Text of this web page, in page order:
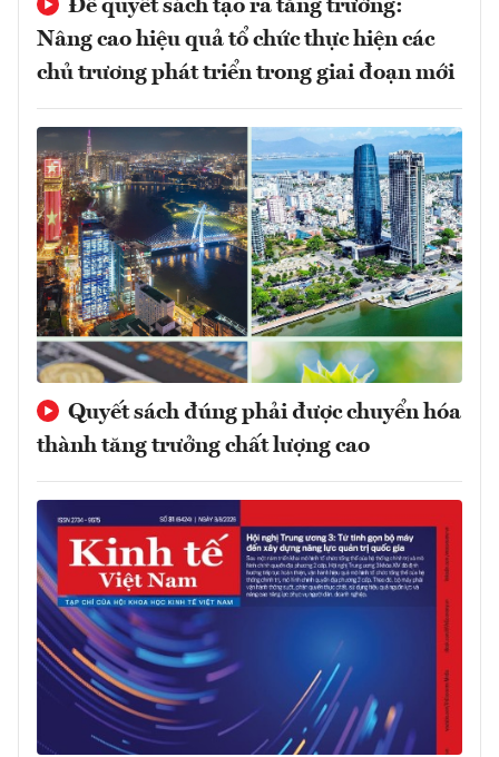
Để quyết sách tạo ra tăng trưởng:
Nâng cao hiệu quả tổ chức thực hiện các
chủ trương phát triển trong giai đoạn mới
Quyết sách đúng phải được chuyển hóa
thành tăng trưởng chất lượng cao